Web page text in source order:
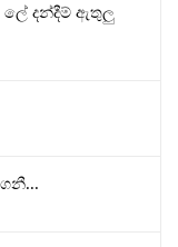
ලේ දන්දීම් ඇතුලු